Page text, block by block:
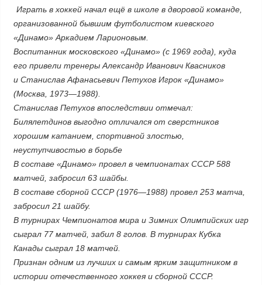
Играть в хоккей начал ещё в школе в дворовой команде,
организованной бывшим футболистом киевского
«Динамо» Аркадием Ларионовым.
Воспитанник московского «Динамо» (с 1969 года), куда
его привели тренеры Александр Иванович Квасников
и Станислав Афанасьевич Петухов Игрок «Динамо»
(Москва, 1973—1988).
Станислав Петухов впоследствии отмечал:
Билялетдинов выгодно отличался от сверстников
хорошим катанием, спортивной злостью,
неуступчивостью в борьбе
В составе «Динамо» провел в чемпионатах СССР 588
матчей, забросил 63 шайбы.
В составе сборной СССР (1976—1988) провел 253 матча,
забросил 21 шайбу.
В турнирах Чемпионатов мира и Зимних Олимпийских игр
сыграл 77 матчей, забил 8 голов. В турнирах Кубка
Канады сыграл 18 матчей.
Признан одним из лучших и самым ярким защитником в
истории отечественного хоккея и сборной СССР.